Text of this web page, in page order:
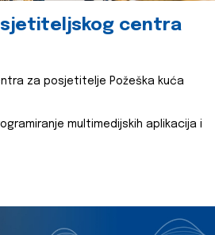
centra
za posjetitelje Požeška kuća
multimedijskih aplikacija i